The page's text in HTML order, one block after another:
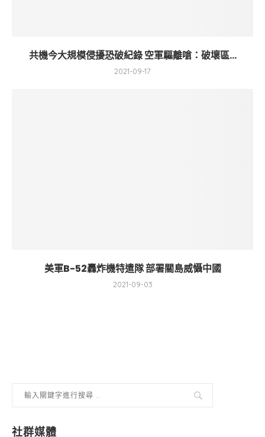
共機今大規模侵擾恐破紀錄 空軍驅離嗆：破壞區...
2021-09-17
美軍B-52轟炸機特遣隊 部署關島威懾中國
2021-09-03
社群媒體